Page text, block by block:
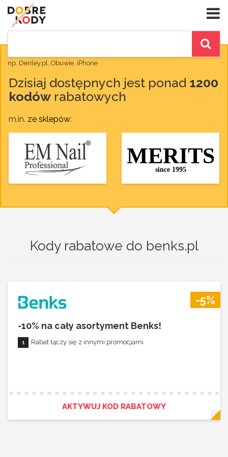
np. Denley.pl, Obuwie, iPhone
Dzisiaj dostępnych jest ponad 1200
kodów rabatowych
m.in. ze sklepów:
Kody rabatowe do benks.pl
-5%
-10% na cały asortyment Benks!
Rabat łączy się z innymi promocjami
AKTYWUJ KOD RABATOWY